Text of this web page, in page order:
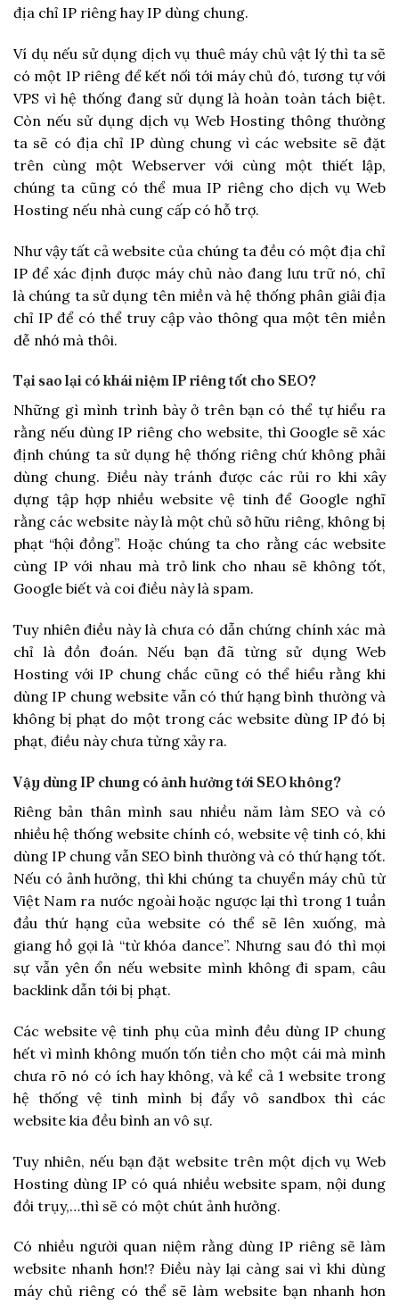
địa chỉ IP riêng hay IP dùng chung.
Ví dụ nếu sử dụng dịch vụ thuê máy chủ vật lý thì ta sẽ
có một IP riêng để kết nối tới máy chủ đó, tương tự với
VPS vì hệ thống đang sử dụng là hoàn toàn tách biệt.
Còn nếu sử dụng dịch vụ Web Hosting thông thường
ta sẽ có địa chỉ IP dùng chung vì các website sẽ đặt
trên cùng một Webserver với cùng một thiết lập,
chúng ta cũng có thể mua IP riêng cho dịch vụ Web
Hosting nếu nhà cung cấp có hỗ trợ.
Như vậy tất cả website của chúng ta đều có một địa chỉ
IP để xác định được máy chủ nào đang lưu trữ nó, chỉ
là chúng ta sử dụng tên miền và hệ thống phân giải địa
chỉ IP để có thể truy cập vào thông qua một tên miền
dễ nhớ mà thôi.
Tại sao lại có khái niệm IP riêng tốt cho SEO?
Những gì mình trình bày ở trên bạn có thể tự hiểu ra
rằng nếu dùng IP riêng cho website, thì Google sẽ xác
định chúng ta sử dụng hệ thống riêng chứ không phải
dùng chung. Điều này tránh được các rủi ro khi xây
dựng tập hợp nhiều website vệ tinh để Google nghĩ
rằng các website này là một chủ sở hữu riêng, không bị
phạt “hội đồng”. Hoặc chúng ta cho rằng các website
cùng IP với nhau mà trỏ link cho nhau sẽ không tốt,
Google biết và coi điều này là spam.
Tuy nhiên điều này là chưa có dẫn chứng chính xác mà
chỉ là đồn đoán. Nếu bạn đã từng sử dụng Web
Hosting với IP chung chắc cũng có thể hiểu rằng khi
dùng IP chung website vẫn có thứ hạng bình thường và
không bị phạt do một trong các website dùng IP đó bị
phạt, điều này chưa từng xảy ra.
Vậy dùng IP chung có ảnh hưởng tới SEO không?
Riêng bản thân mình sau nhiều năm làm SEO và có
nhiều hệ thống website chính có, website vệ tinh có, khi
dùng IP chung vẫn SEO bình thường và có thứ hạng tốt.
Nếu có ảnh hưởng, thì khi chúng ta chuyển máy chủ từ
Việt Nam ra nước ngoài hoặc ngược lại thì trong 1 tuần
đầu thứ hạng của website có thể sẽ lên xuống, mà
giang hồ gọi là “từ khóa dance”. Nhưng sau đó thì mọi
sự vẫn yên ổn nếu website mình không đi spam, câu
backlink dẫn tới bị phạt.
Các website vệ tinh phụ của mình đều dùng IP chung
hết vì mình không muốn tốn tiền cho một cái mà mình
chưa rõ nó có ích hay không, và kể cả 1 website trong
hệ thống vệ tinh mình bị đẩy vô sandbox thì các
website kia đều bình an vô sự.
Tuy nhiên, nếu bạn đặt website trên một dịch vụ Web
Hosting dùng IP có quá nhiều website spam, nội dung
đồi trụy,…thì sẽ có một chút ảnh hưởng.
Có nhiều người quan niệm rằng dùng IP riêng sẽ làm
website nhanh hơn!? Điều này lại càng sai vì khi dùng
máy chủ riêng có thể sẽ làm website bạn nhanh hơn